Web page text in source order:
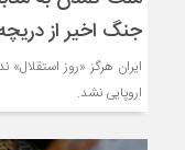
جنگ اخیر از
ایران هرگز «روز
اروپایی نشد.